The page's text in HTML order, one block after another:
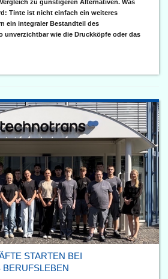
zu günstigeren Alternativen. Was
Tinte ist nicht einfach ein weiteres
ein integraler Bestandteil des
unverzichtbar wie die Druckköpfe oder das
STARTEN BEI